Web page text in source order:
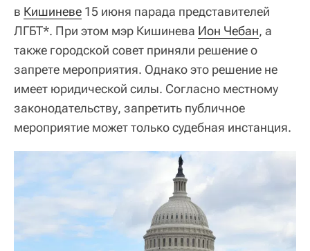
в Кишиневе 15 июня парада представителей
ЛГБТ*. При этом мэр Кишинева Ион Чебан, а
также городской совет приняли решение о
запрете мероприятия. Однако это решение не
имеет юридической силы. Согласно местному
законодательству, запретить публичное
мероприятие может только судебная инстанция.